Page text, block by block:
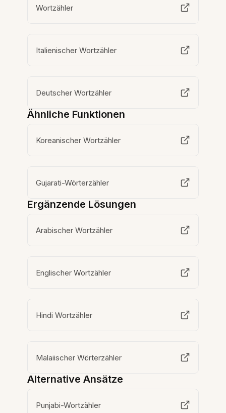
Wortzähler
Italienischer Wortzähler
Deutscher Wortzähler
Ähnliche Funktionen
Koreanischer Wortzähler
Gujarati-Wörterzähler
Ergänzende Lösungen
Arabischer Wortzähler
Englischer Wortzähler
Hindi Wortzähler
Malaiischer Wörterzähler
Alternative Ansätze
Punjabi-Wortzähler